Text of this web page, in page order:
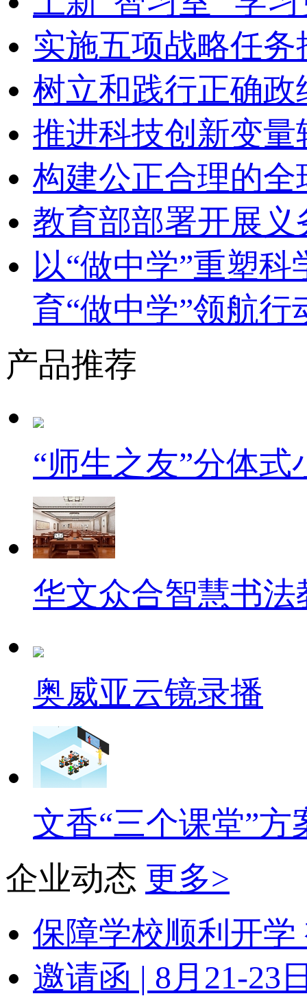
实施五项战略任
树立和践行正确
推进科技创新变
构建公正合理的
教育部部署开展义
以“做中学”重塑
育“做中学”领航行
产品推荐
“师生之友”分体
华文众合智慧书法
奥威亚云镜录播
文香“三个课堂”方
企业动态 更多>
保障学校顺利开
邀请函 | 8月21-23